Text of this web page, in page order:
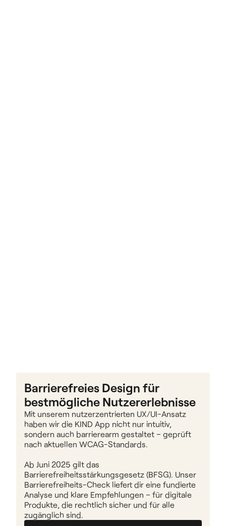
Barrierefreies Design für
bestmögliche Nutzererlebnisse
Mit unserem nutzerzentrierten UX/UI-Ansatz
haben wir die KIND App nicht nur intuitiv,
sondern auch barrierearm gestaltet – geprüft
nach aktuellen WCAG-Standards.
Ab Juni 2025 gilt das
Barrierefreiheitsstärkungsgesetz (BFSG). Unser
Barrierefreiheits-Check liefert dir eine fundierte
Analyse und klare Empfehlungen – für digitale
Produkte, die rechtlich sicher und für alle
zugänglich sind.